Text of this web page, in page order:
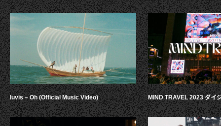
luvis – Oh (Official Music Video) MIND TRAVEL 2023 ダイ